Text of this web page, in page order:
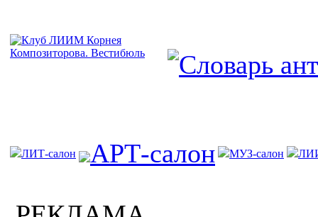
ЛИТ-салон АРТ-салон МУЗ-салон